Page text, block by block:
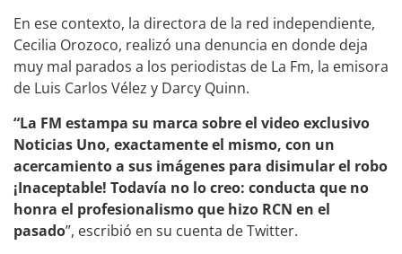
En ese contexto, la directora de la red independiente,
Cecilia Orozoco, realizó una denuncia en donde deja
muy mal parados a los periodistas de La Fm, la emisora
de Luis Carlos Vélez y Darcy Quinn.
“La FM estampa su marca sobre el video exclusivo
Noticias Uno, exactamente el mismo, con un
acercamiento a sus imágenes para disimular el robo
¡Inaceptable! Todavía no lo creo: conducta que no
honra el profesionalismo que hizo RCN en el
pasado”, escribió en su cuenta de Twitter.